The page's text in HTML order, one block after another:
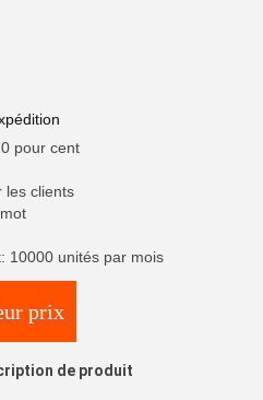
pour cent
les clients
10000 unités par mois
prix
de produit